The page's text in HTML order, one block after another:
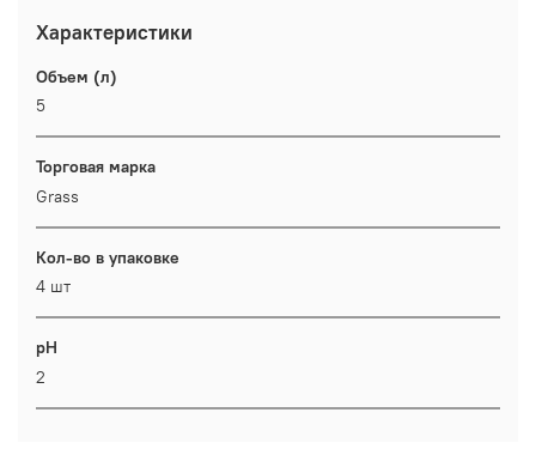
Характеристики
Объем (л)
5
Торговая марка
Grass
Кол-во в упаковке
4 шт
pH
2